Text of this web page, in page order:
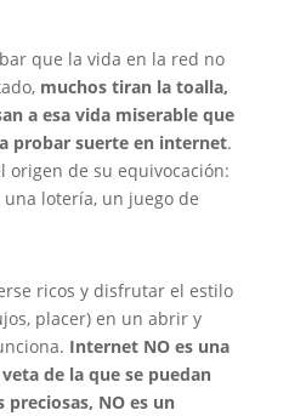
que la vida en la red no
muchos tiran la toalla,
a esa vida miserable que
probar suerte en internet.
origen de su equivocación:
lotería, un juego de
ricos y disfrutar el estilo
placer) en un abrir y
Internet NO es una
de la que se puedan
NO es un